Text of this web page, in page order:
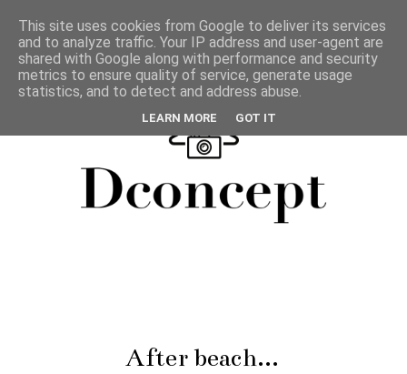
After beach...
This site uses cookies from Google to deliver its services
and to analyze traffic. Your IP address and user-agent are
shared with Google along with performance and security
metrics to ensure quality of service, generate usage
statistics, and to detect and address abuse.
LEARN MORE GOT IT